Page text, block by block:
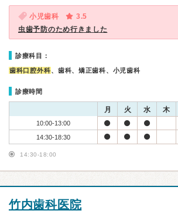
小児歯科
3.5
虫歯予防のため行きました
診療科目：
歯科口腔外科、歯科、矯正歯科、小児歯科
診療時間
月 火 水 木
10:00-13:00
14:30-18:30
14:30-18:00
竹内歯科医院